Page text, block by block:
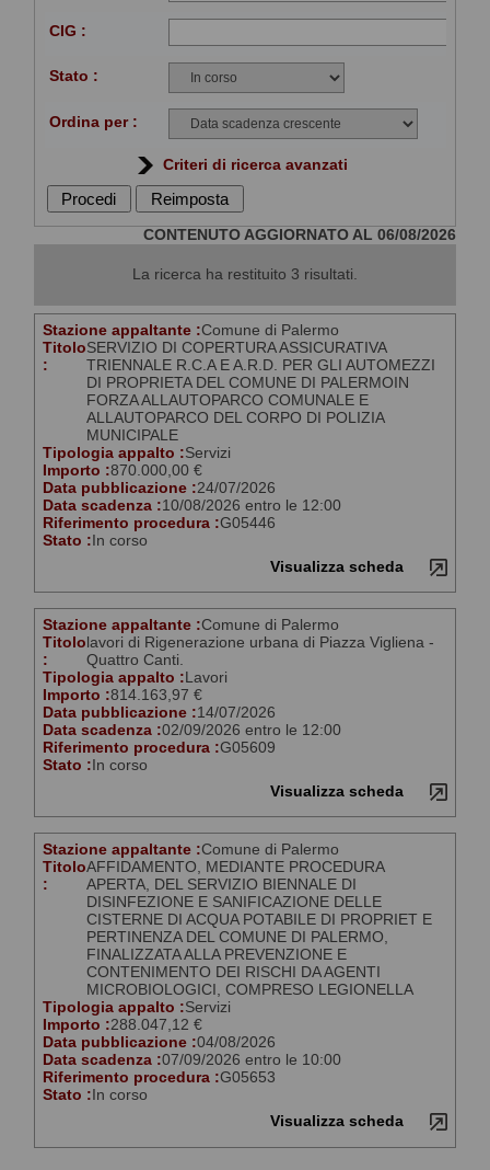
CIG :
Stato :
Ordina per :
Criteri di ricerca avanzati
CONTENUTO AGGIORNATO AL 06/08/2026
La ricerca ha restituito 3 risultati.
Stazione appaltante :Comune di Palermo
Titolo
:
SERVIZIO DI COPERTURA ASSICURATIVA
TRIENNALE R.C.A E A.R.D. PER GLI AUTOMEZZI
DI PROPRIETA DEL COMUNE DI PALERMOIN
FORZA ALLAUTOPARCO COMUNALE E
ALLAUTOPARCO DEL CORPO DI POLIZIA
MUNICIPALE
Tipologia appalto :Servizi
Importo :870.000,00 €
Data pubblicazione :24/07/2026
Data scadenza :10/08/2026 entro le 12:00
Riferimento procedura :G05446
Stato :In corso
Visualizza scheda
Stazione appaltante :Comune di Palermo
Titolo
:
lavori di Rigenerazione urbana di Piazza Vigliena -
Quattro Canti.
Tipologia appalto :Lavori
Importo :814.163,97 €
Data pubblicazione :14/07/2026
Data scadenza :02/09/2026 entro le 12:00
Riferimento procedura :G05609
Stato :In corso
Visualizza scheda
Stazione appaltante :Comune di Palermo
Titolo
:
AFFIDAMENTO, MEDIANTE PROCEDURA
APERTA, DEL SERVIZIO BIENNALE DI
DISINFEZIONE E SANIFICAZIONE DELLE
CISTERNE DI ACQUA POTABILE DI PROPRIET E
PERTINENZA DEL COMUNE DI PALERMO,
FINALIZZATA ALLA PREVENZIONE E
CONTENIMENTO DEI RISCHI DA AGENTI
MICROBIOLOGICI, COMPRESO LEGIONELLA
Tipologia appalto :Servizi
Importo :288.047,12 €
Data pubblicazione :04/08/2026
Data scadenza :07/09/2026 entro le 10:00
Riferimento procedura :G05653
Stato : In corso
Visualizza scheda